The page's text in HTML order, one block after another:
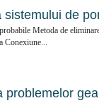
sistemului de
Metoda de
Conexiune...
problemelor